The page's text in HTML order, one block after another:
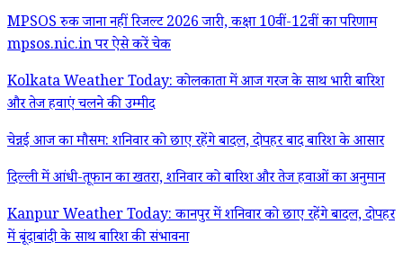
MPSOS रुक जाना नहीं रिजल्ट 2026 जारी, कक्षा 10वीं-12वीं का परिणाम
mpsos.nic.in पर ऐसे करें चेक
Kolkata Weather Today: कोलकाता में आज गरज के साथ भारी बारिश
और तेज हवाएं चलने की उम्मीद
चेन्नई आज का मौसम: शनिवार को छाए रहेंगे बादल, दोपहर बाद बारिश के आसार
दिल्ली में आंधी-तूफान का खतरा, शनिवार को बारिश और तेज हवाओं का अनुमान
Kanpur Weather Today: कानपुर में शनिवार को छाए रहेंगे बादल, दोपहर
में बूंदाबांदी के साथ बारिश की संभावना